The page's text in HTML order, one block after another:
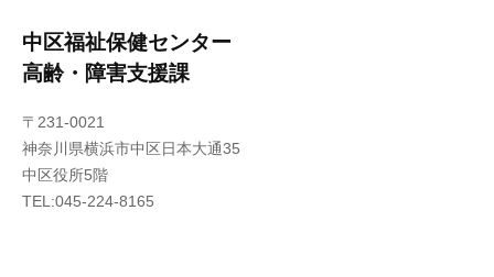
中区福祉保健センター
高齢・障害支援課
〒231-0021
神奈川県横浜市中区日本大通35
中区役所5階
TEL:045-224-8165